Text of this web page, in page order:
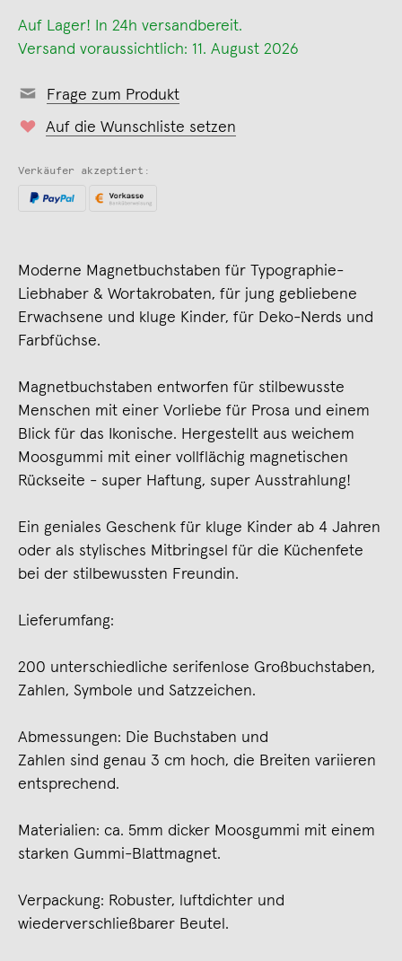
Auf Lager! In 24h versandbereit.
Versand voraussichtlich: 11. August 2026
Frage zum Produkt
Auf die Wunschliste setzen
Verkäufer akzeptiert:
Moderne Magnetbuchstaben für Typographie-
Liebhaber & Wortakrobaten, für jung gebliebene
Erwachsene und kluge Kinder, für Deko-Nerds und
Farbfüchse.
Magnetbuchstaben entworfen für stilbewusste
Menschen mit einer Vorliebe für Prosa und einem
Blick für das Ikonische. Hergestellt aus weichem
Moosgummi mit einer vollflächig magnetischen
Rückseite - super Haftung, super Ausstrahlung!
Ein geniales Geschenk für kluge Kinder ab 4 Jahren
oder als stylisches Mitbringsel für die Küchenfete
bei der stilbewussten Freundin.
Lieferumfang:
200 unterschiedliche serifenlose Großbuchstaben,
Zahlen, Symbole und Satzzeichen.
Abmessungen: Die Buchstaben und
Zahlen sind genau 3 cm hoch, die Breiten variieren
entsprechend.
Materialien: ca. 5mm dicker Moosgummi mit einem
starken Gummi-Blattmagnet.
Verpackung: Robuster, luftdichter und
wiederverschließbarer Beutel.